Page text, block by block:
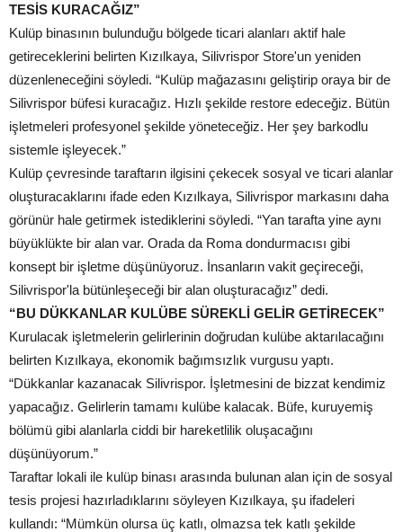
TESİS KURACAĞIZ”
Kulüp binasının bulunduğu bölgede ticari alanları aktif hale
getireceklerini belirten Kızılkaya, Silivrispor Store'un yeniden
düzenleneceğini söyledi. “Kulüp mağazasını geliştirip oraya bir de
Silivrispor büfesi kuracağız. Hızlı şekilde restore edeceğiz. Bütün
işletmeleri profesyonel şekilde yöneteceğiz. Her şey barkodlu
sistemle işleyecek.”
Kulüp çevresinde taraftarın ilgisini çekecek sosyal ve ticari alanlar
oluşturacaklarını ifade eden Kızılkaya, Silivrispor markasını daha
görünür hale getirmek istediklerini söyledi. “Yan tarafta yine aynı
büyüklükte bir alan var. Orada da Roma dondurmacısı gibi
konsept bir işletme düşünüyoruz. İnsanların vakit geçireceği,
Silivrispor'la bütünleşeceği bir alan oluşturacağız” dedi.
“BU DÜKKANLAR KULÜBE SÜREKLİ GELİR GETİRECEK”
Kurulacak işletmelerin gelirlerinin doğrudan kulübe aktarılacağını
belirten Kızılkaya, ekonomik bağımsızlık vurgusu yaptı.
“Dükkanlar kazanacak Silivrispor. İşletmesini de bizzat kendimiz
yapacağız. Gelirlerin tamamı kulübe kalacak. Büfe, kuruyemiş
bölümü gibi alanlarla ciddi bir hareketlilik oluşacağını
düşünüyorum.”
Taraftar lokali ile kulüp binası arasında bulunan alan için de sosyal
tesis projesi hazırladıklarını söyleyen Kızılkaya, şu ifadeleri
kullandı: “Mümkün olursa üç katlı, olmazsa tek katlı şekilde